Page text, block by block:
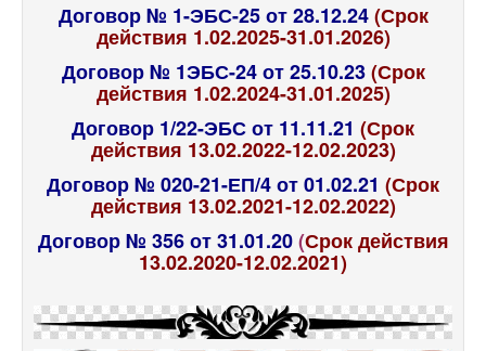
Договор № 1-ЭБС-25 от 28.12.24(Срок
действия 1.02.2025-31.01.2026)
Договор № 1ЭБС-24 от 25.10.23 (Срок
действия 1.02.2024-31.01.2025)
Договор 1/22-ЭБС от 11.11.21 (Срок
действия 13.02.2022-12.02.2023)
Договор № 020-21-ЕП/4 от 01.02.21 (Срок
действия 13.02.2021-12.02.2022)
Договор № 356 от 31.01.20(Срок действия
13.02.2020-12.02.2021)